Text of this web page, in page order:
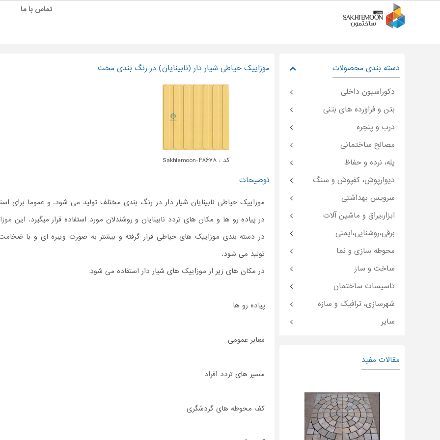
تماس با ما
موزاییک حیاطی شیار دار (نابینایان) در رنگ بندی مخت
کد : Sakhtemoon-۴۸۶۷۸
توضیحات
موزاییک حیاطی نابینایان شیار دار در رنگ بندی مختلف تولید می شود. و عموما برای
در پیاده رو ها و مکان های تردد نابینایان و روشندلان مورد استفاده قرار میگیرد. این
در دسته بندی موزاییک های حیاطی قرار گرفته و بیشتر به صورت ویبره ای و با
تولید می شود.
در مکان های زیر از موزاییک های شیار دار استفاده می شود:
پیاده رو ها
معابر عمومی
مسیر های تردد افراد
کف محوطه های گردشگری
دسته بندی محصولات
دکوراسیون داخلی
بتن و فراورده های بتنی
درب و پنجره
مصالح ساختمانی
پله، نرده و حفاظ
دیوارپوش، کفپوش و سنگ
سرویس بهداشتی
ابزار،یراق و ماشین آلات
برقی،روشنایی،ایمنی
محوطه سازی و نما
ساخت و ساز
تاسیسات ساختمان
شهرسازی، ترافیک و سازه
سایر
مقالات مفید